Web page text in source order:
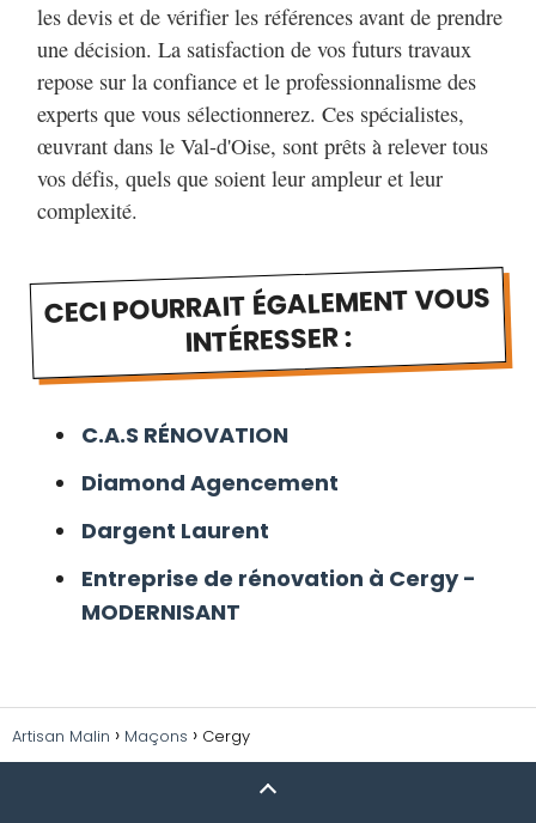
les devis et de vérifier les références avant de prendre
une décision. La satisfaction de vos futurs travaux
repose sur la confiance et le professionnalisme des
experts que vous sélectionnerez. Ces spécialistes,
œuvrant dans le Val-d'Oise, sont prêts à relever tous
vos défis, quels que soient leur ampleur et leur
complexité.
CECI POURRAIT ÉGALEMENT VOUS
INTÉRESSER :
C.A.S RÉNOVATION
Diamond Agencement
Dargent Laurent
Entreprise de rénovation à Cergy -
MODERNISANT
Artisan Malin Maçons Cergy